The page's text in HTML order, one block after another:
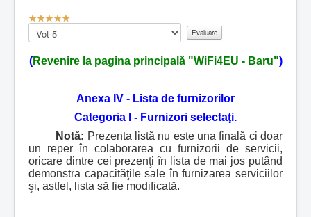
E
a
u
l
i
z
a
Vă
rugăm
să
evaluați
(Revenire la pagina principală "WiFi4EU - Baru")
Anexa IV - Lista de furnizorilor
Categoria I - Furnizori selectaţi.
Notă: Prezenta listă nu este una finală ci doar
un reper în colaborarea cu furnizorii de servicii,
oricare dintre cei prezenţi în lista de mai jos putând
demonstra capacităţile sale în furnizarea serviciilor
şi, astfel, lista să fie modificată.